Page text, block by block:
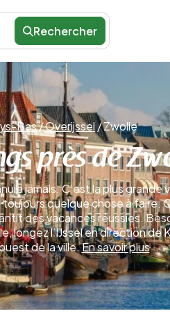
Rechercher
Bas/Overijssel/Zwolle
près de
jamais. C’est la plus
quelque chose à faire.
des vacances réussies.
l’IJssel en direction de
de la ville.En savoir plus